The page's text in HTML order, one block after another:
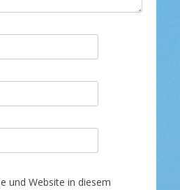
und Website in diesem